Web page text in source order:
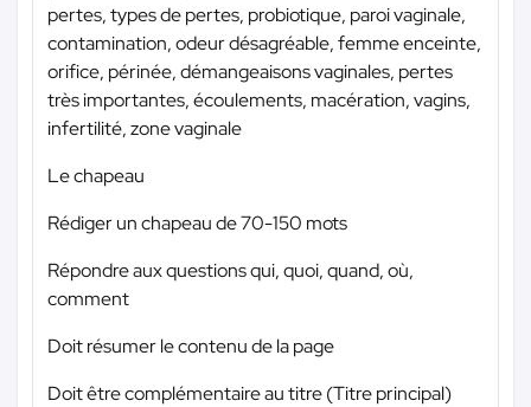
pertes, types de pertes, probiotique, paroi vaginale,
contamination, odeur désagréable, femme enceinte,
orifice, périnée, démangeaisons vaginales, pertes
très importantes, écoulements, macération, vagins,
infertilité, zone vaginale
Le chapeau
Rédiger un chapeau de 70-150 mots
Répondre aux questions qui, quoi, quand, où,
comment
Doit résumer le contenu de la page
Doit être complémentaire au titre (Titre principal)